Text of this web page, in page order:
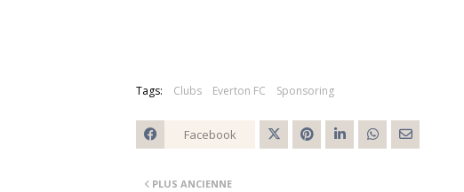
Tags: Clubs Everton FC Sponsoring
Facebook
PLUS ANCIENNE